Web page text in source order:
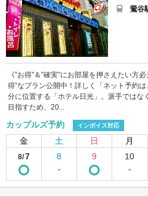
鶯谷
《”お得”＆”確実”にお部屋を押さえたい
得”なプラン公開中！詳しく「ネット予約
分に位置する「ホテル日光」。派手ではな
目指すため、20...
カップルズ予約 インボイス対応
金 土 日 月
8/7
8
-
9
10
-